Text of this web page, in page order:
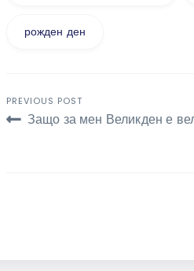
рожден ден
Навигация
PREVIOUS POST
Защо за мен Великден е